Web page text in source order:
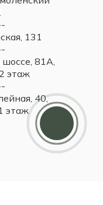
131
81А,
этаж
40,
этаж